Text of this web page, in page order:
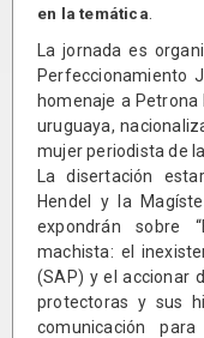
en la temática
La jornada es
Perfeccionamiento
homenaje a Petrona
uruguaya,
mujer periodista de
La disertación
Hendel y la
expondrán sobre
machista: el
(SAP) y el accionar
protectoras y sus
comunicación